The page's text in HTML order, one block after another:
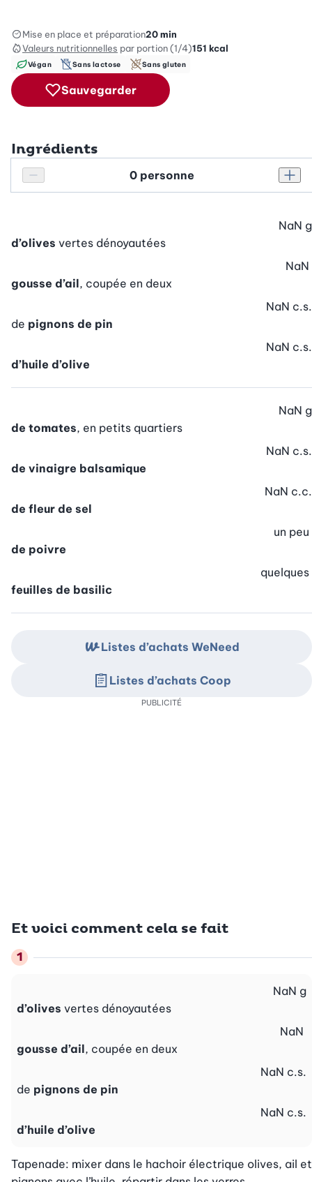
Mise en place et préparation20 min
Valeurs nutritionnelles par portion (1/4)151 kcal
Végan Sans lactose Sans gluten
Sauvegarder
Ingrédients
Réduire le nombre de personnes
Personnes
d’olives vertes dénoyautées
NaN g
gousse d’ail, coupée en deux
NaN
de pignons de pin
NaN c.s.
d’huile d’olive
NaN c.s.
de tomates, en petits quartiers
NaN g
de vinaigre balsamique
NaN c.s.
de fleur de sel
NaN c.c.
de poivre
un peu
feuilles de basilic
quelques
Et voici comment cela se fait
d’olives vertes dénoyautées
NaN g
gousse d’ail, coupée en deux
NaN
de pignons de pin
NaN c.s.
d’huile d’olive
NaN c.s.
Tapenade: mixer dans le hachoir électrique olives, ail et
Listes d’achats WeNeed
Listes d’achats Coop
PUBLICITÉ